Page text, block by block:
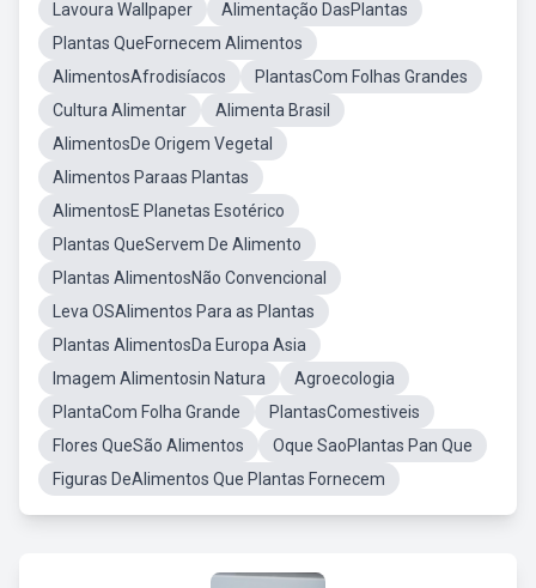
Lavoura Wallpaper
Alimentação DasPlantas
Plantas QueFornecem Alimentos
AlimentosAfrodisíacos
PlantasCom Folhas Grandes
Cultura Alimentar
Alimenta Brasil
AlimentosDe Origem Vegetal
Alimentos Paraas Plantas
AlimentosE Planetas Esotérico
Plantas QueServem De Alimento
Plantas AlimentosNão Convencional
Leva OSAlimentos Para as Plantas
Plantas AlimentosDa Europa Asia
Imagem Alimentosin Natura
Agroecologia
PlantaCom Folha Grande
PlantasComestiveis
Flores QueSão Alimentos
Oque SaoPlantas Pan Que
Figuras DeAlimentos Que Plantas Fornecem